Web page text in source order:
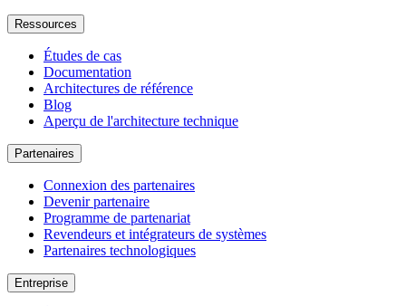
Ressources
Études de cas
Documentation
Architectures de référence
Blog
Aperçu de l'architecture technique
Partenaires
Connexion des partenaires
Devenir partenaire
Programme de partenariat
Revendeurs et intégrateurs de systèmes
Partenaires technologiques
Entreprise